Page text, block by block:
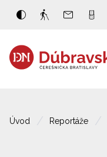
Úvod Reportáže